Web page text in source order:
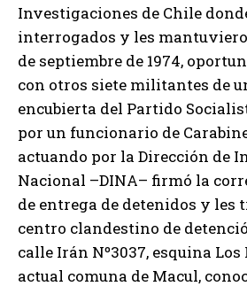
Investigaciones de Chile
interrogados y les
de septiembre de 1974,
con otros siete militantes de
encubierta del Partido
por un funcionario de
actuando por la Dirección de
Nacional –DINA– firmó la
de entrega de detenidos y les
centro clandestino de
calle Irán Nº3037, esquina Los
actual comuna de Macul,